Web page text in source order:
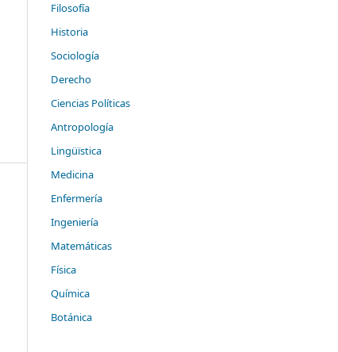
Filosofía
Historia
Sociología
Derecho
Ciencias Políticas
Antropología
Lingüïstica
Medicina
Enfermería
Ingeniería
Matemáticas
Física
Química
Botánica